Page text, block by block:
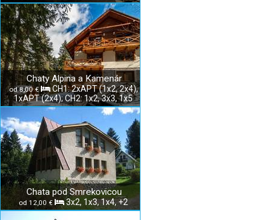
Chaty Alpina a Kamenár
od 8,00 €
CH1: 2xAPT (1x2, 2x4),
1xAPT (2x4); CH2: 1x2, 3x3, 1x5
Chata pod Smrekovicou
od 12,00 € 3x2, 1x3, 1x4, +2